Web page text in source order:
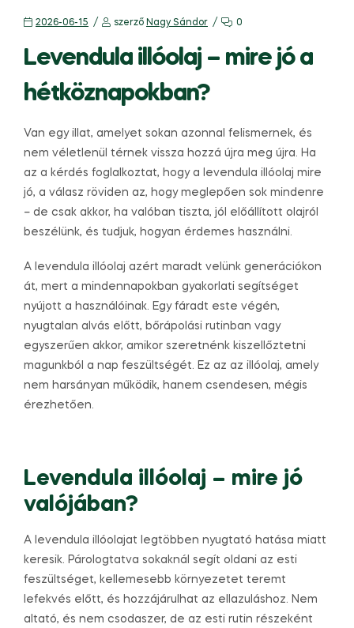
2026-06-15 szerző Nagy Sándor 0
Levendula illóolaj – mire jó a
hétköznapokban?
Van egy illat, amelyet sokan azonnal felismernek, és
nem véletlenül térnek vissza hozzá újra meg újra. Ha
az a kérdés foglalkoztat, hogy a levendula illóolaj mire
jó, a válasz röviden az, hogy meglepően sok mindenre
– de csak akkor, ha valóban tiszta, jól előállított olajról
beszélünk, és tudjuk, hogyan érdemes használni.
A levendula illóolaj azért maradt velünk generációkon
át, mert a mindennapokban gyakorlati segítséget
nyújott a használóinak. Egy fáradt este végén,
nyugtalan alvás előtt, bőrápolási rutinban vagy
egyszerűen akkor, amikor szeretnénk kiszellőztetni
magunkból a nap feszültségét. Ez az az illóolaj, amely
nem harsányan működik, hanem csendesen, mégis
érezhetően.
Levendula illóolaj – mire jó
valójában?
A levendula illóolajat legtöbben nyugtató hatása miatt
keresik. Párologtatva sokaknál segít oldani az esti
feszültséget, kellemesebb környezetet teremt
lefekvés előtt, és hozzájárulhat az ellazuláshoz. Nem
altató, és nem csodaszer, de az esti rutin részeként